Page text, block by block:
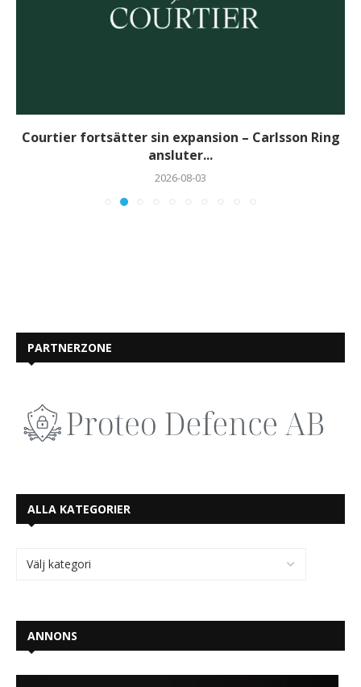
Courtier fortsätter sin expansion – Carlsson Ring
ansluter...
2026-08-03
PARTNERZONE
ALLA KATEGORIER
ANNONS